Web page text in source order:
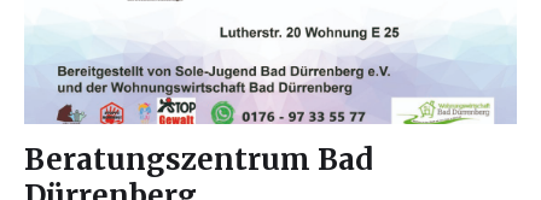
Beratungszentrum Bad